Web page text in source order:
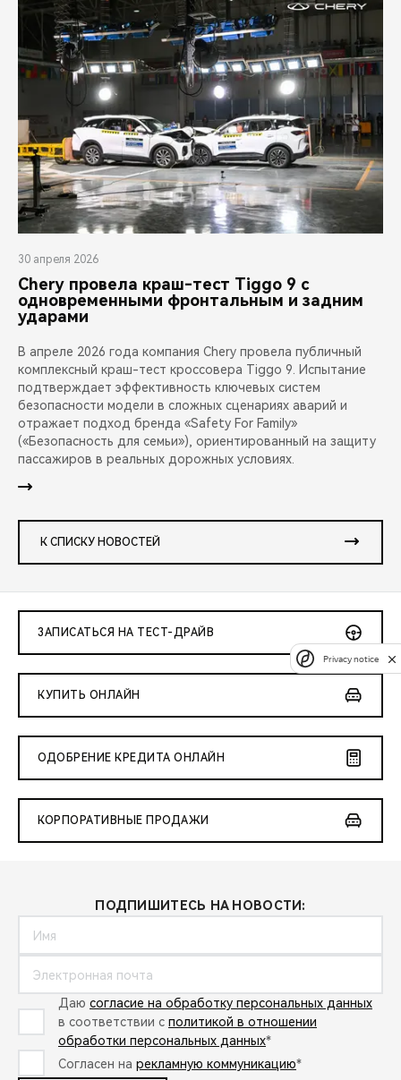
30 апреля 2026
Chery провела краш-тест Tiggo 9 с
одновременными фронтальным и задним
ударами
В апреле 2026 года компания Chery провела публичный
комплексный краш-тест кроссовера Tiggo 9. Испытание
подтверждает эффективность ключевых систем
безопасности модели в сложных сценариях аварий и
отражает подход бренда «Safety For Family»
(«Безопасность для семьи»), ориентированный на защиту
пассажиров в реальных дорожных условиях.
К СПИСКУ НОВОСТЕЙ
ЗАПИСАТЬСЯ НА ТЕСТ-ДРАЙВ
КУПИТЬ ОНЛАЙН
ОДОБРЕНИЕ КРЕДИТА ОНЛАЙН
КОРПОРАТИВНЫЕ ПРОДАЖИ
ПОДПИШИТЕСЬ НА НОВОСТИ:
Даю согласие на обработку персональных данных
в соответствии с политикой в отношении
обработки персональных данных*
Согласен на рекламную коммуникацию*
Privacy notice